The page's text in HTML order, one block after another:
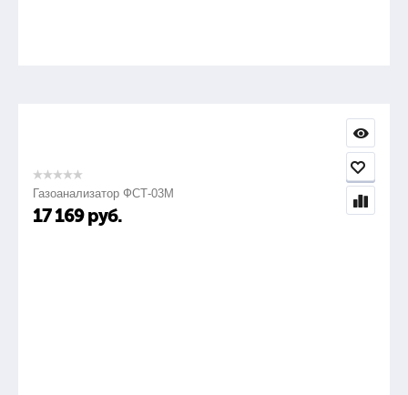
Газоанализатор ФСТ-03М
17 169 руб.